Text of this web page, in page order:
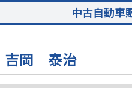
中古自動車
吉岡 泰治